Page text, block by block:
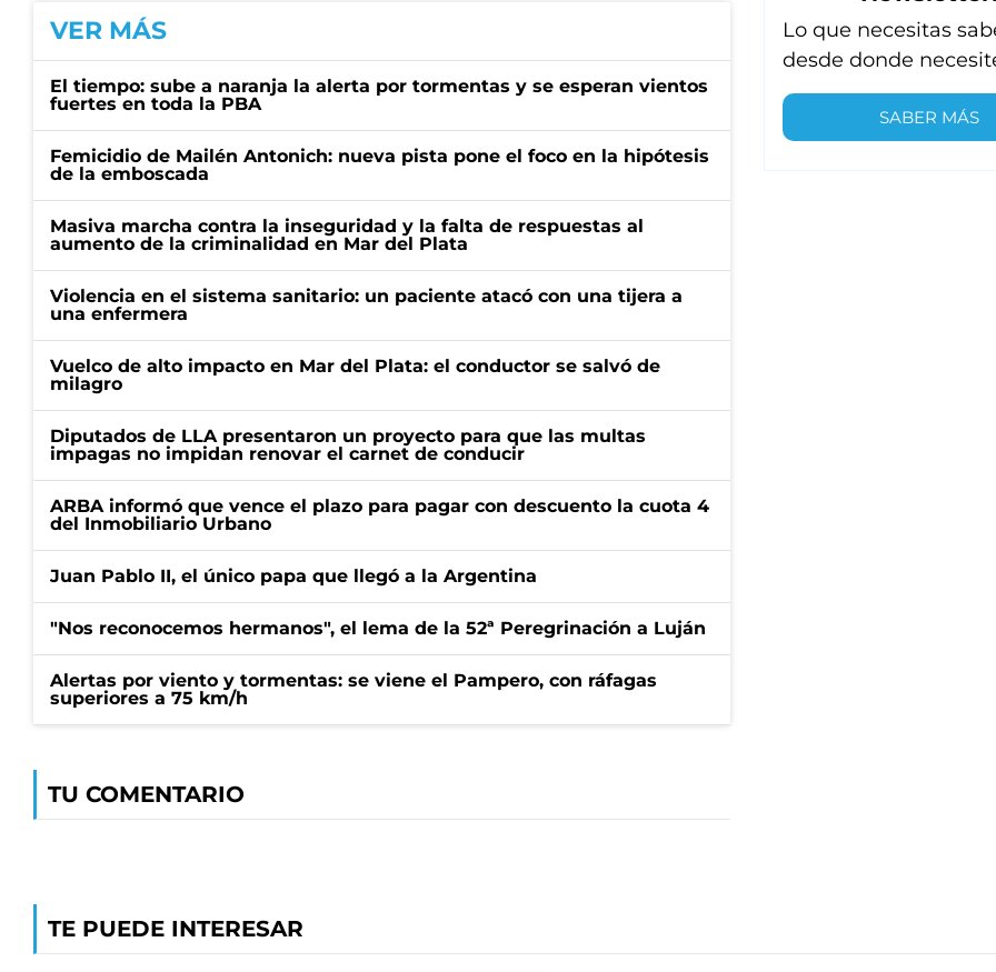
VER MÁS
El tiempo: sube a naranja la alerta por tormentas y se esperan vientos
fuertes en toda la PBA
Femicidio de Mailén Antonich: nueva pista pone el foco en la hipótesis
de la emboscada
Masiva marcha contra la inseguridad y la falta de respuestas al
aumento de la criminalidad en Mar del Plata
Violencia en el sistema sanitario: un paciente atacó con una tijera a
una enfermera
Vuelco de alto impacto en Mar del Plata: el conductor se salvó de
milagro
Diputados de LLA presentaron un proyecto para que las multas
impagas no impidan renovar el carnet de conducir
ARBA informó que vence el plazo para pagar con descuento la cuota 4
del Inmobiliario Urbano
Juan Pablo II, el único papa que llegó a la Argentina
"Nos reconocemos hermanos", el lema de la 52ª Peregrinación a Luján
Alertas por viento y tormentas: se viene el Pampero, con ráfagas
superiores a 75 km/h
TU COMENTARIO
Lo que necesitas
desde donde
SABER MÁS
TE PUEDE INTERESAR